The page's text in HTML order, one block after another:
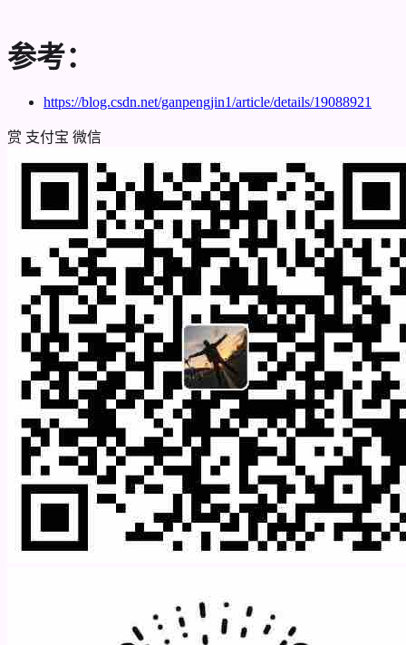
参考：
https://blog.csdn.net/ganpengjin1/article/details/19088921
赏 支付宝 微信